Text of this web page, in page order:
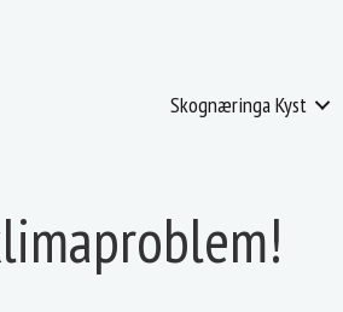
Skognæringa Kyst